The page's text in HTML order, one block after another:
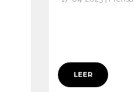
LEER